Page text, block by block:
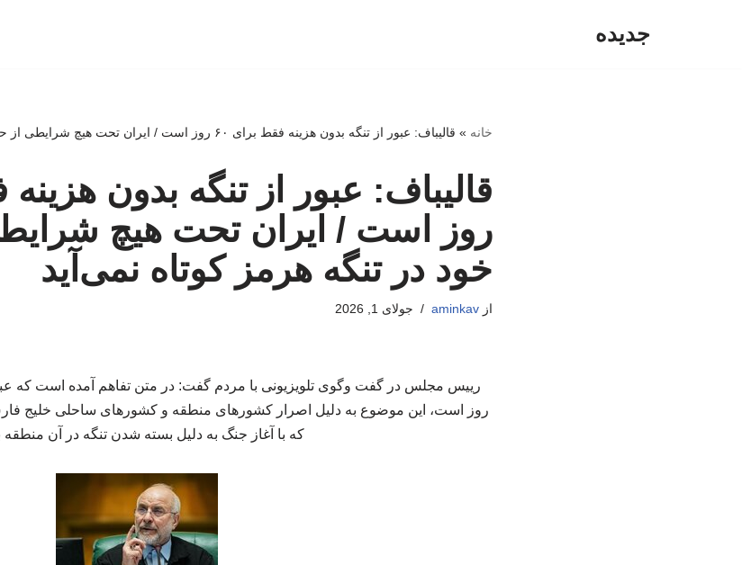
جدیده
خانه » قالیباف: عبور از تنگه بدون هزینه فقط برای ۶۰ روز است / ایران تحت هیچ شرایطی از حقوق خود در تنگه هرمز کوتاه نمی‌آید
روز است / ایران تحت هیچ
خود در تنگه هرمز کوتاه نمی‌آید
ازaminkav جولای 1, 2026
روز است، این موضوع به دلیل اصرار کشورهای منطقه و کشورهای ساحلی خلیج
که با آغاز جنگ به دلیل بسته شدن تنگه در آن منطقه